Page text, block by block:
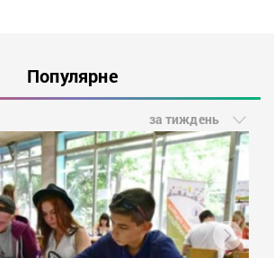
Популярне
за тиждень